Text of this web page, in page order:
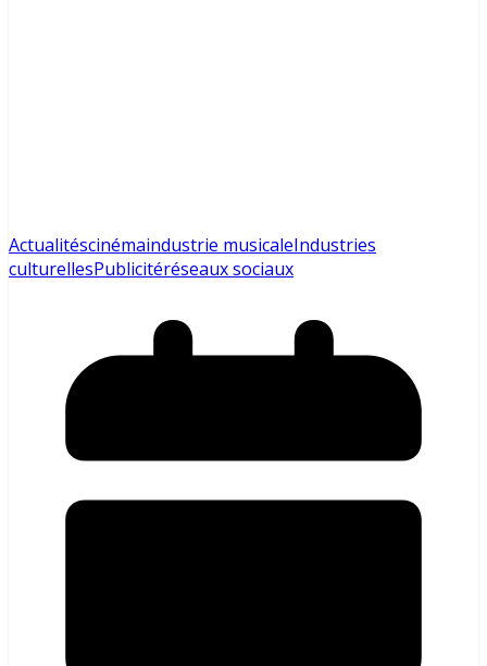
Actualitéscinémaindustrie musicaleIndustries
culturellesPublicitéréseaux sociaux